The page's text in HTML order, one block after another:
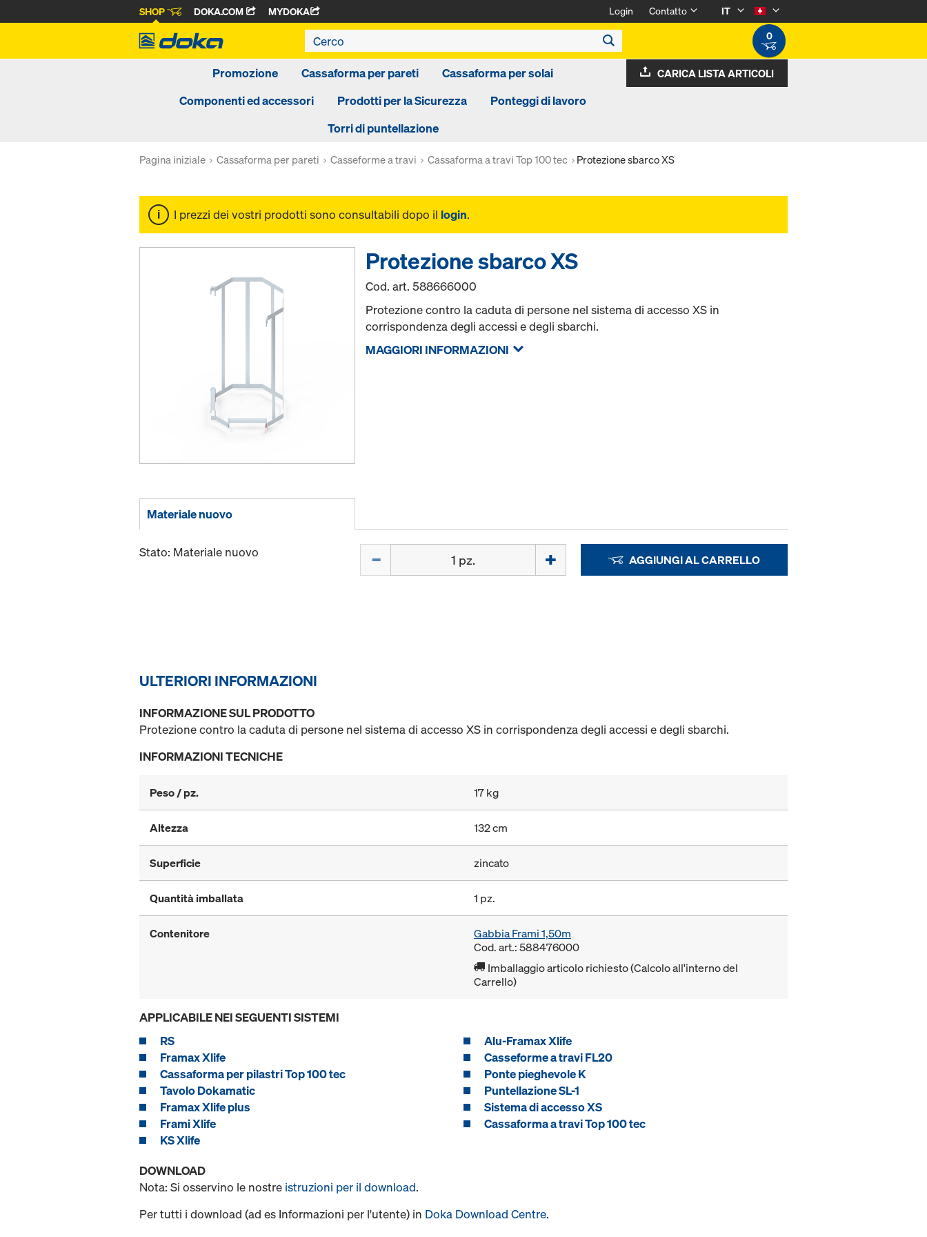
SHOP DOKA.COM MYDOKA Login Contatto
IT
0
Promozione Cassaforma per pareti
Cassaforma per solai
Componenti ed accessori
Prodotti per la Sicurezza
Ponteggi di lavoro
Torri di puntellazione
CARICA LISTA ARTICOLI
Pagina iniziale Cassaforma per pareti Casseforme a travi Cassaforma a travi Top 100 tec Protezione sbarco XS
I prezzi dei vostri prodotti sono consultabili dopo il login.
Protezione sbarco XS
Cod. art.588666000
Protezione contro la caduta di persone nel sistema di accesso XS in
corrispondenza degli accessi e degli sbarchi.
MAGGIORI INFORMAZIONI
Materiale nuovo
Stato: Materiale nuovo AGGIUNGI AL CARRELLO
ULTERIORI INFORMAZIONI
INFORMAZIONE SUL PRODOTTO
Protezione contro la caduta di persone nel sistema di accesso XS in corrispondenza degli accessi e degli sbarchi.
INFORMAZIONI TECNICHE
Peso / pz. 17 kg
Altezza 132 cm
Superficie zincato
Quantità imballata 1 pz.
Contenitore
Gabbia Frami 1,50m
Cod. art.: 588476000
Imballaggio articolo richiesto (Calcolo all'interno del
Carrello)
APPLICABILE NEI SEGUENTI SISTEMI
RS
Alu-Framax Xlife
Framax Xlife
Casseforme a travi FL20
Cassaforma per pilastri Top 100 tec
Ponte pieghevole K
Tavolo Dokamatic
Puntellazione SL-1
Framax Xlife plus
Sistema di accesso XS
Frami Xlife
Cassaforma a travi Top 100 tec
KS Xlife
DOWNLOAD
Nota: Si osservino le nostre istruzioni per il download.
Per tutti i download (ad es Informazioni per l'utente) in Doka Download Centre.